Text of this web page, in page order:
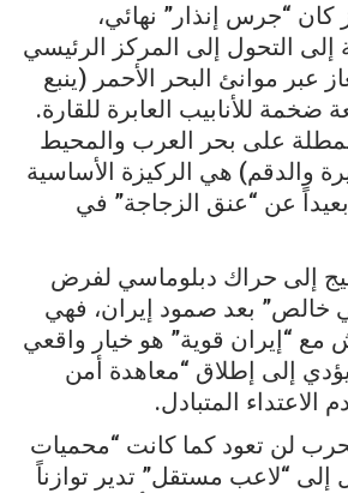
“جرس إنذار” نهائي،
التحول إلى المركز الرئيسي
عبر موانئ البحر الأحمر (ينبع
ضخمة للأنابيب العابرة للقارة.
على بحر العرب والمحيط
والدقم) هي الركيزة الأساسية
بعيداً عن “عنق الزجاجة” في
إلى حراك دبلوماسي لفرض
خالص” بعد صمود إيران، فهي
مع “إيران قوية” هو خيار واقعي
إلى إطلاق “معاهدة أمن
المتبادل.
لن تعود كما كانت “محميات
إلى “لاعب مستقل” تدير توازناً